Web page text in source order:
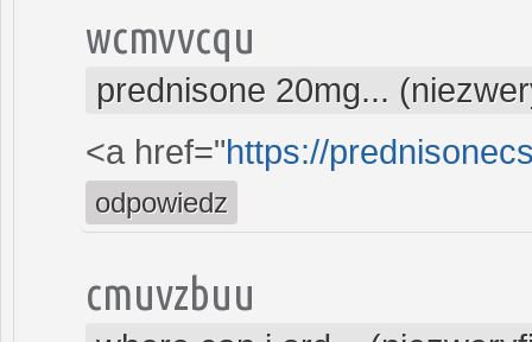
wcmvvcqu
prednisone 20mg...
<a href="https://
odpowiedz
cmuvzbuu